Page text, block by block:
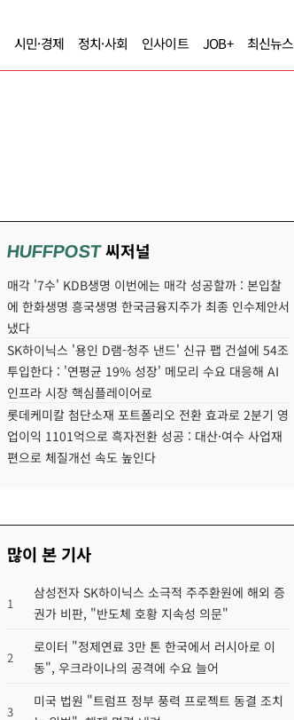
시민·경제 정치·사회 인사이트 JOB+ 최신뉴스
HUFFPOST씨저널
매각 '7수' KDB생명 이번에는 매각 성공할까 : 본입찰
에 한화생명 흥국생명 한국금융지주가 최종 인수제안서
냈다
SK하이닉스 '용인 D램-청주 낸드' 신규 팹 건설에 54조
투입한다 : '연평균 19% 성장' 메모리 수요 대응해 AI
인프라 시장 핵심플레이어로
롯데케미칼 첨단소재 포트폴리오 전환 효과로 2분기 영
업이익 1101억으로 흑자전환 성공 : 대산·여수 사업재
편으로 체질개선 속도 높인다
많이 본 기사
1
삼성전자 SK하이닉스 소극적 주주환원에 해외 증
권가 비판, "반도체 호황 지속성 의문"
2
로이터 "정제연료 3만 톤 한국에서 러시아로 이
동", 우크라이나의 공격에 수요 늘어
3
미국 법원 "트럼프 정부 풍력 프로젝트 동결 조치